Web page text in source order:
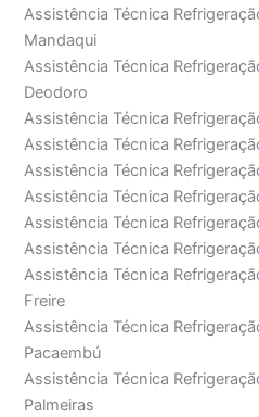
Assistência Técnica
Mandaqui
Assistência Técnica
Deodoro
Assistência Técnica
Assistência Técnica
Assistência Técnica
Assistência Técnica
Assistência Técnica
Assistência Técnica
Assistência Técnica
Freire
Assistência Técnica
Pacaembú
Assistência Técnica
Palmeiras